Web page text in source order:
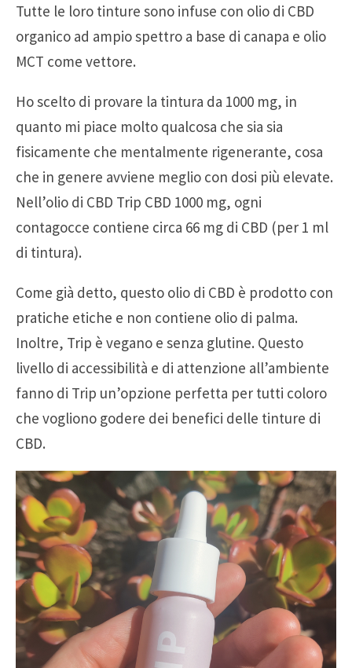
Tutte le loro tinture sono infuse con olio di CBD
organico ad ampio spettro a base di canapa e olio
MCT come vettore.
Ho scelto di provare la tintura da 1000 mg, in
quanto mi piace molto qualcosa che sia sia
fisicamente che mentalmente rigenerante, cosa
che in genere avviene meglio con dosi più elevate.
Nell’olio di CBD Trip CBD 1000 mg, ogni
contagocce contiene circa 66 mg di CBD (per 1 ml
di tintura).
Come già detto, questo olio di CBD è prodotto con
pratiche etiche e non contiene olio di palma.
Inoltre, Trip è vegano e senza glutine. Questo
livello di accessibilità e di attenzione all’ambiente
fanno di Trip un’opzione perfetta per tutti coloro
che vogliono godere dei benefici delle tinture di
CBD.